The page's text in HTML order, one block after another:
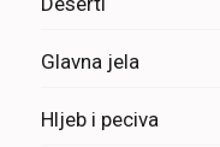
Glavna jela
Hljeb i peciva